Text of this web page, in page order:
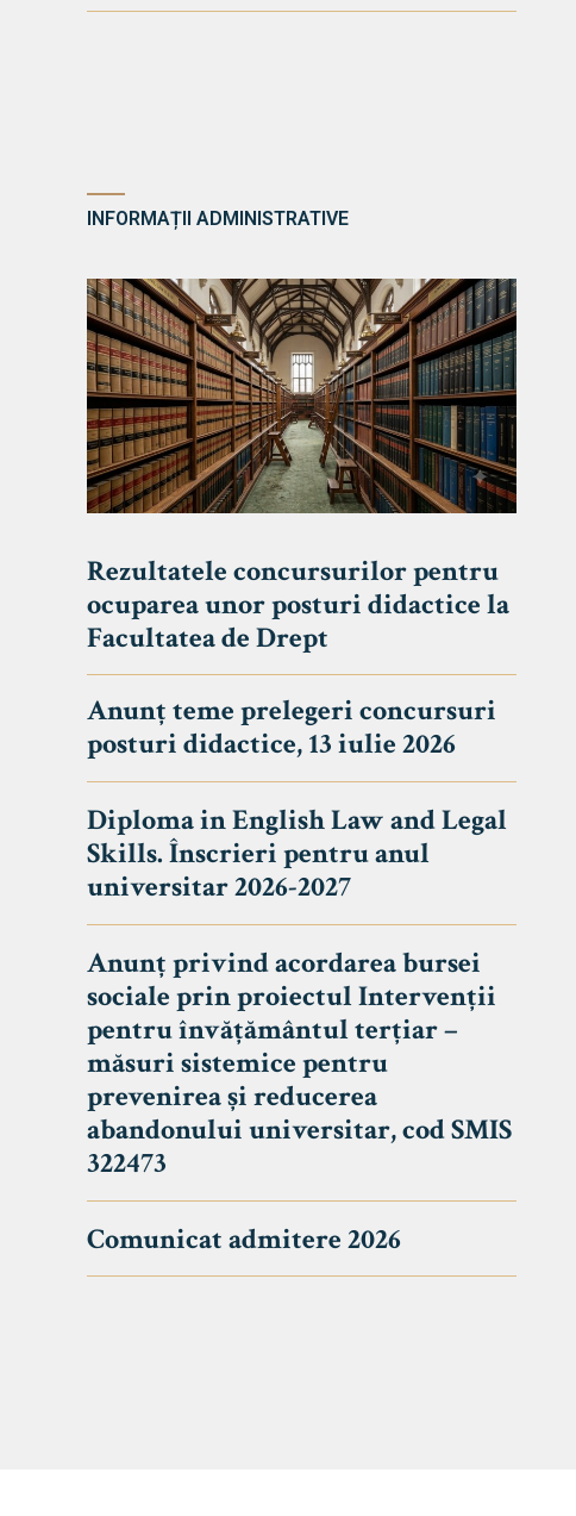
INFORMAȚII ADMINISTRATIVE
Rezultatele concursurilor pentru
ocuparea unor posturi didactice la
Facultatea de Drept
Anunț teme prelegeri concursuri
posturi didactice, 13 iulie 2026
Diploma in English Law and Legal
Skills. Înscrieri pentru anul
universitar 2026-2027
Anunț privind acordarea bursei
sociale prin proiectul Intervenții
pentru învățământul terțiar –
măsuri sistemice pentru
prevenirea și reducerea
abandonului universitar, cod SMIS
322473
Comunicat admitere 2026